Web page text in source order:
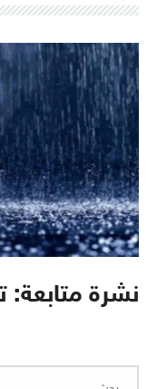
نشرة متابعة: